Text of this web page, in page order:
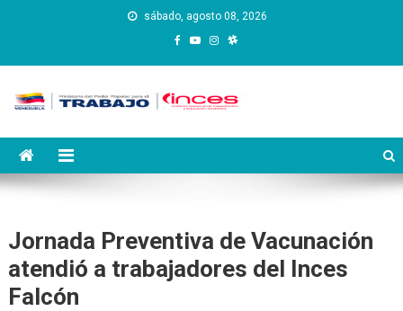
sábado, agosto 08, 2026
Instituto Nacional de
Capacitación y Educación
Jornada Preventiva de Vacunación
atendió a trabajadores del Inces
Falcón